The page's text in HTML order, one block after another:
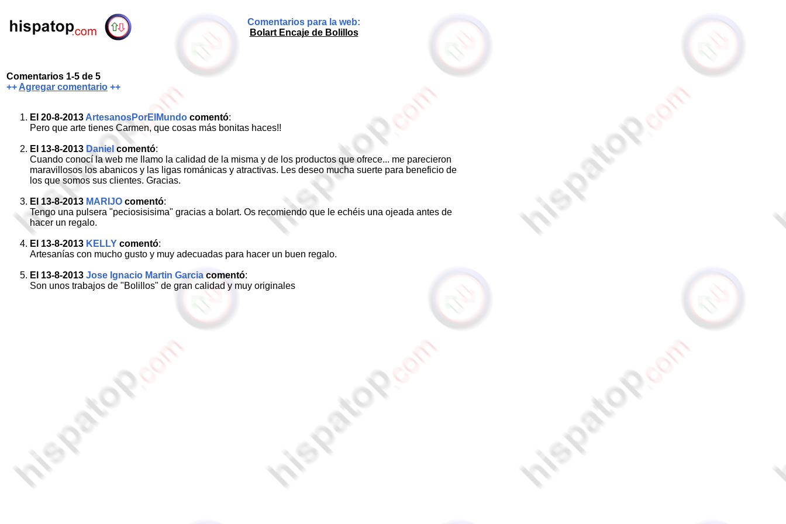
Comentarios para la web:
Bolart Encaje de Bolillos
Comentarios 1-5 de 5
++ Agregar comentario ++
El 20-8-2013 ArtesanosPorElMundo comentó:
Pero que arte tienes Carmen, que cosas más bonitas haces!!
El 13-8-2013 Daniel comentó:
Cuando conocí la web me llamo la calidad de la misma y de los productos que ofrece... me parecieron
maravillosos los abanicos y las ligas románicas y atractivas. Les deseo mucha suerte para beneficio de
los que somos sus clientes. Gracias.
El 13-8-2013 MARIJO comentó:
Tengo una pulsera "peciosisisima" gracias a bolart. Os recomiendo que le echéis una ojeada antes de
hacer un regalo.
El 13-8-2013 KELLY comentó:
Artesanías con mucho gusto y muy adecuadas para hacer un buen regalo.
El 13-8-2013 Jose Ignacio Martin Garcia comentó:
Son unos trabajos de "Bolillos" de gran calidad y muy originales